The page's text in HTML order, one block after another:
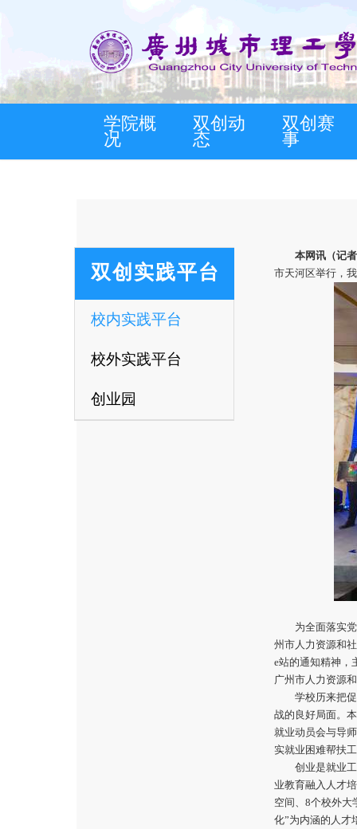
学院概
况
双创动
态
双创赛
事
双创实践平台
校内实践平台
校外实践平台
创业园
本网讯（记
市天河区举行，
为全面落实
州市人力资源和
e站的通知精神，
广州市人力资源
学校历来把
战的良好局面。
就业动员会与导
实就业困难帮扶
创业是就业
业教育融入人才
空间、8个校外大
化”为内涵的人才